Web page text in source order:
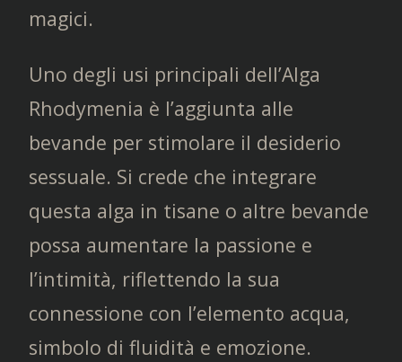
magici.
Uno degli usi principali dell’Alga
Rhodymenia è l’aggiunta alle
bevande per stimolare il desiderio
sessuale. Si crede che integrare
questa alga in tisane o altre bevande
possa aumentare la passione e
l’intimità, riflettendo la sua
connessione con l’elemento acqua,
simbolo di fluidità e emozione.